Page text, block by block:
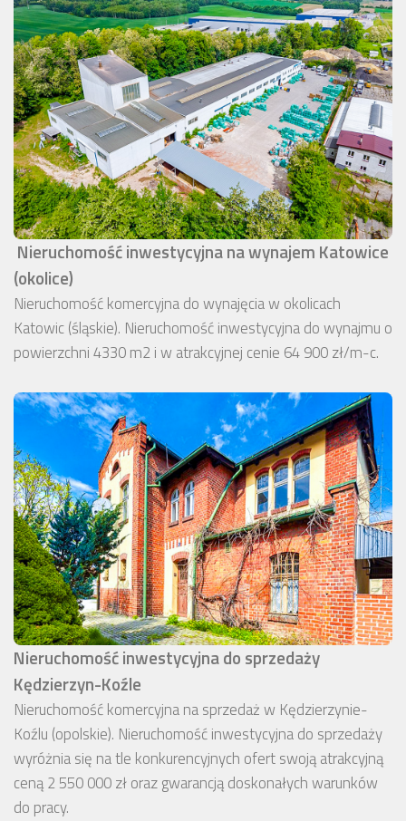
Nieruchomość inwestycyjna na wynajem Katowice
(okolice)
Nieruchomość komercyjna do wynajęcia w okolicach
Katowic (śląskie). Nieruchomość inwestycyjna do wynajmu o
powierzchni 4330 m2 i w atrakcyjnej cenie 64 900 zł/m-c.
Nieruchomość inwestycyjna do sprzedaży
Kędzierzyn-Koźle
Nieruchomość komercyjna na sprzedaż w Kędzierzynie-
Koźlu (opolskie). Nieruchomość inwestycyjna do sprzedaży
wyróżnia się na tle konkurencyjnych ofert swoją atrakcyjną
ceną 2 550 000 zł oraz gwarancją doskonałych warunków
do pracy.